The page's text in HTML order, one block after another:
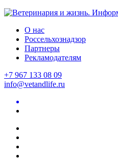
О нас
Россельхознадзор
Партнеры
Рекламодателям
+7 967 133 08 09
info@vetandlife.ru